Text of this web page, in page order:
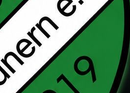
Trainingszeiten:
Mittwochs: 17.15 – 18.45 Uhr, Hemmerde
Freitags: 16.30 – 18 Uhr, Mühlhausen